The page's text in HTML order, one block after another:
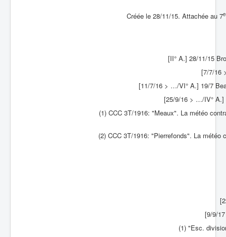
Créée le 28/11/15. Attachée au 7e
[II° A.] 28/11/15
[7/7/16
[11/7/16 > …/VI° A.] 19/7
[25/9/16 > …/IV° A.]
(1) CCC 3T/1916: "Meaux". La météo
(2) CCC 3T/1916: "Pierrefonds". La
[9/9/
(1) "Esc.